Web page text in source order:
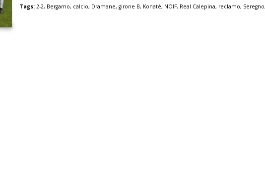
Tags: 2-2, Bergamo, calcio, Dramane,girone B, Konatè, NOIF, Real Calepina, reclamo, Seregno,